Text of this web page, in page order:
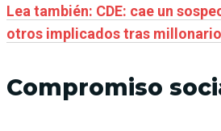
Lea también: CDE: cae un
otros implicados tras
Compromiso